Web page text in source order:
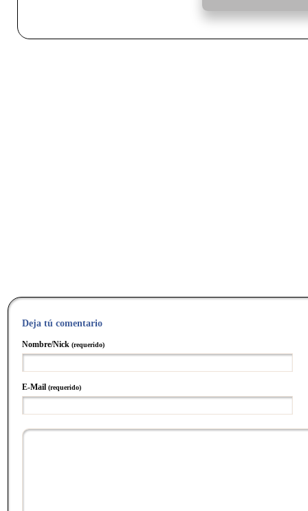
Deja tú comentario
Nombre/Nick (requerido)
E-Mail (requerido)